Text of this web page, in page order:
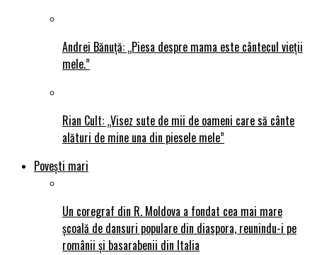
Andrei Bănuță: „Piesa despre mama este cântecul vieții
mele.”
Rian Cult: „Visez sute de mii de oameni care să cânte
alături de mine una din piesele mele”
Povești mari
Un coregraf din R. Moldova a fondat cea mai mare
școală de dansuri populare din diaspora, reunindu-i pe
românii și basarabenii din Italia